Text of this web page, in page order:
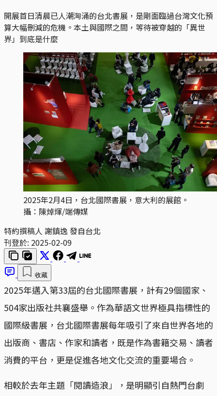
開展首日清晨已人潮洶涌的台北書展，是剛面臨過台灣文化預
算大幅刪減的危機。本土與國際之間，等待被穿越的「異世
界」到底是什麼
2025年2月4日，台北國際書展，意大利的展館。
攝：陳焯煇/端傳媒
特約撰稿人 謝鎮逸 發自台北
刊登於: 2025-02-09
收藏
2025年邁入第33屆的台北國際書展，計有29個國家、
504家出版社共襄盛舉。作為華語文世界極具指標性的
國際級書展，台北國際書展每年吸引了來自世界各地的
出版商、書店、作家和讀者，既是作為書籍交易、讀者
消費的平台，更是促進各地文化交流的重要場合。
相較於去年主題「閱讀造浪」，是明顯引自熱門台劇